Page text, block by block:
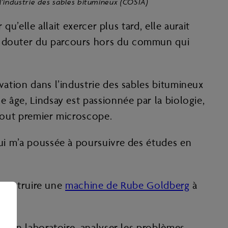
allait exercer plus tard, elle aurait
du parcours hors du commun qui
dans l’industrie des sables bitumineux
âge, Lindsay est passionnée par la biologie,
premier microscope.
poussée à poursuivre des études en
une machine de Rube Goldberg à